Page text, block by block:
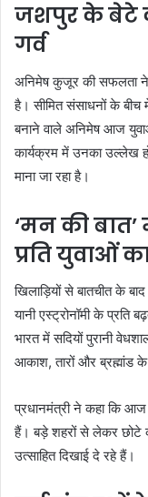
जशपुर के बेटे
गर्व
अनिमेष कुजूर की सफलता ने
है। सीमित संसाधनों के
बनाने वाले अनिमेष आज
कार्यक्रम में उनका उल्लेख
माना जा रहा है।
‘मन की बात’
प्रति युवाओं
खिलाड़ियों से बातचीत के
यानी एस्ट्रोनॉमी के प्रति
भारत में सदियों पुरानी
आकाश, तारों और ब्रह्मांड
प्रधानमंत्री ने कहा कि आज
हैं। बड़े शहरों से लेकर छोटे
उत्साहित दिखाई दे रहे हैं।